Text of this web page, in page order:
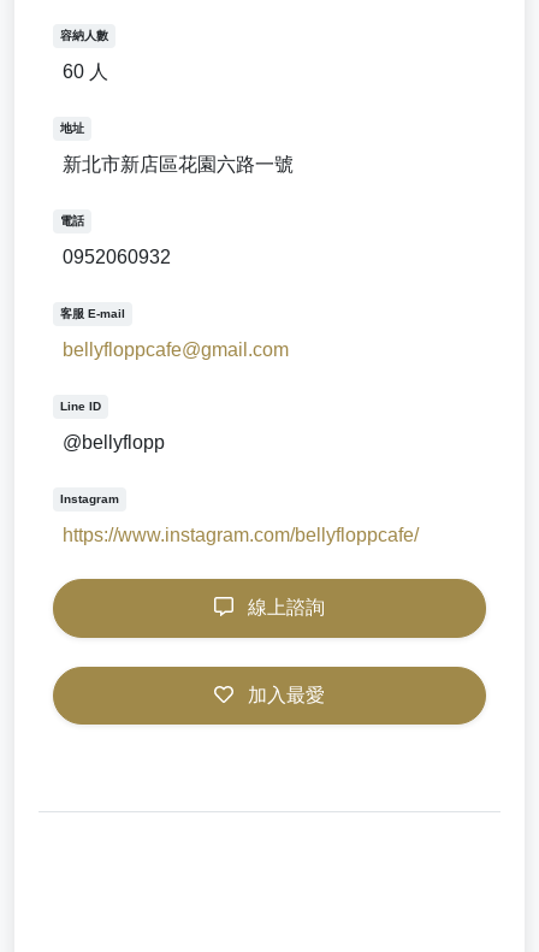
容納人數
60 人
地址
新北市新店區花園六路一號
電話
0952060932
客服 E-mail
bellyfloppcafe@gmail.com
Line ID
@bellyflopp
Instagram
https://www.instagram.com/bellyfloppcafe/
線上諮詢
加入最愛